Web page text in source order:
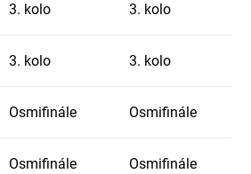
3. kolo 3. kolo
3. kolo 3. kolo
Osmifinále Osmifinále
Osmifinále Osmifinále